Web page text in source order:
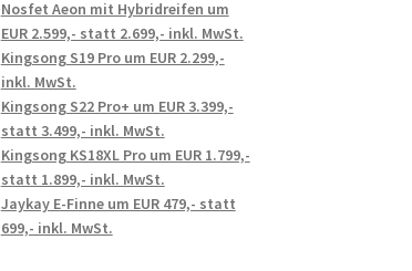
Nosfet Aeon mit Hybridreifen um
EUR 2.599,- statt 2.699,- inkl. MwSt.
Kingsong S19 Pro um EUR 2.299,-
inkl. MwSt.
Kingsong S22 Pro+ um EUR 3.399,-
statt 3.499,- inkl. MwSt.
Kingsong KS18XL Pro um EUR 1.799,-
statt 1.899,- inkl. MwSt.
Jaykay E-Finne um EUR 479,- statt
699,- inkl. MwSt.